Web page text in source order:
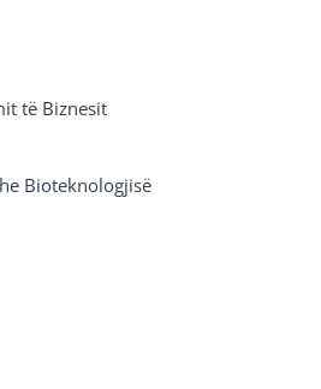
të Biznesit
Bioteknologjisë